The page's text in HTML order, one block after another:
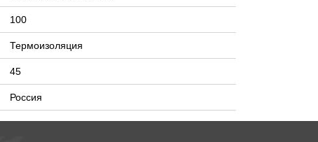
100
Термоизоляция
45
Россия